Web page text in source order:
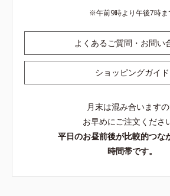
午前9時より午後7時ま
よくあるご質問・お問い
ショッピングガイド
月末は混み合います
お早めにご注文くださ
平日のお昼前後が比較的つな
時間帯です。